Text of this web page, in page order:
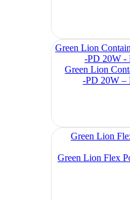
Green Lion
PD 20W –
Green Lion Flex